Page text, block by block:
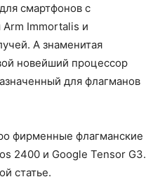
смартфонов с
Immortalis и
А знаменитая
новейший процессор
для флагманов
фирменные флагманские
2400 и Google Tensor G3.
статье.